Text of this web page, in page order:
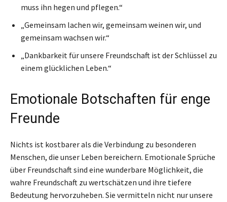
muss ihn hegen und pflegen.“
„Gemeinsam lachen wir, gemeinsam weinen wir, und
gemeinsam wachsen wir.“
„Dankbarkeit für unsere Freundschaft ist der Schlüssel zu
einem glücklichen Leben.“
Emotionale Botschaften für enge
Freunde
Nichts ist kostbarer als die Verbindung zu besonderen
Menschen, die unser Leben bereichern. Emotionale Sprüche
über Freundschaft sind eine wunderbare Möglichkeit, die
wahre Freundschaft zu wertschätzen und ihre tiefere
Bedeutung hervorzuheben. Sie vermitteln nicht nur unsere